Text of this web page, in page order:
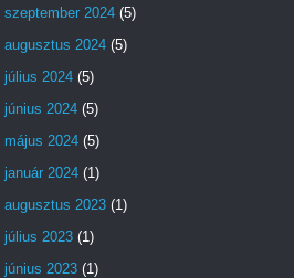
szeptember 2024 (5)
augusztus 2024 (5)
július 2024 (5)
június 2024 (5)
május 2024 (5)
január 2024 (1)
augusztus 2023 (1)
július 2023 (1)
június 2023 (1)